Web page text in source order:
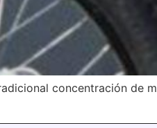
concentración de